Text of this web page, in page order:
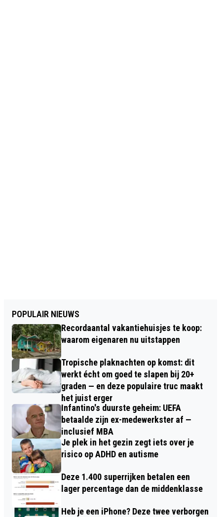
POPULAIR NIEUWS
Recordaantal vakantiehuisjes te koop:
waarom eigenaren nu uitstappen
Tropische plaknachten op komst: dit
werkt écht om goed te slapen bij 20+
graden — en deze populaire truc maakt
het juist erger
Infantino's duurste geheim: UEFA
betaalde zijn ex-medewerkster af —
inclusief MBA
Je plek in het gezin zegt iets over je
risico op ADHD en autisme
Deze 1.400 superrijken betalen een
lager percentage dan de middenklasse
Heb je een iPhone? Deze twee verborgen